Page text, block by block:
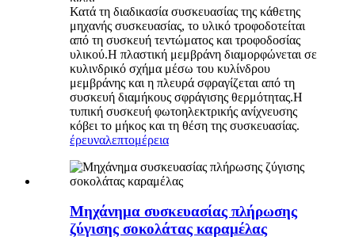
Κατά τη διαδικασία συσκευασίας της κάθετης
μηχανής συσκευασίας, το υλικό τροφοδοτείται
από τη συσκευή τεντώματος και τροφοδοσίας
υλικού.Η πλαστική μεμβράνη διαμορφώνεται σε
κυλινδρικό σχήμα μέσω του κυλίνδρου
μεμβράνης και η πλευρά σφραγίζεται από τη
συσκευή διαμήκους σφράγισης θερμότητας.Η
τυπική συσκευή φωτοηλεκτρικής ανίχνευσης
κόβει το μήκος και τη θέση της συσκευασίας.
έρευναλεπτομέρεια
Μηχάνημα συσκευασίας πλήρωσης
ζύγισης σοκολάτας καραμέλας